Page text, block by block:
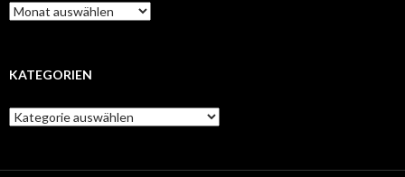
A
r
i
e
KATEGORIEN
K
a